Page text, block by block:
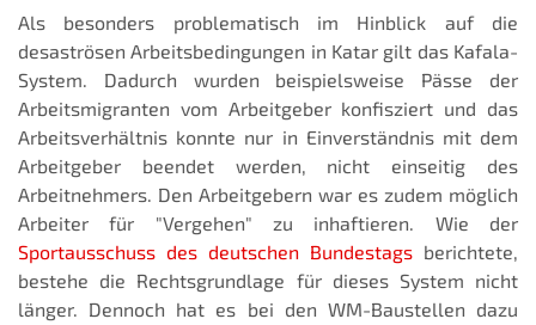
Als besonders problematisch im Hinblick auf die
desaströsen Arbeitsbedingungen in Katar gilt das Kafala-
System. Dadurch wurden beispielsweise Pässe der
Arbeitsmigranten vom Arbeitgeber konfisziert und das
Arbeitsverhältnis konnte nur in Einverständnis mit dem
Arbeitgeber beendet werden, nicht einseitig des
Arbeitnehmers. Den Arbeitgebern war es zudem möglich
Arbeiter für "Vergehen" zu inhaftieren. Wie der
Sportausschuss des deutschen Bundestags berichtete,
bestehe die Rechtsgrundlage für dieses System nicht
länger. Dennoch hat es bei den WM-Baustellen dazu